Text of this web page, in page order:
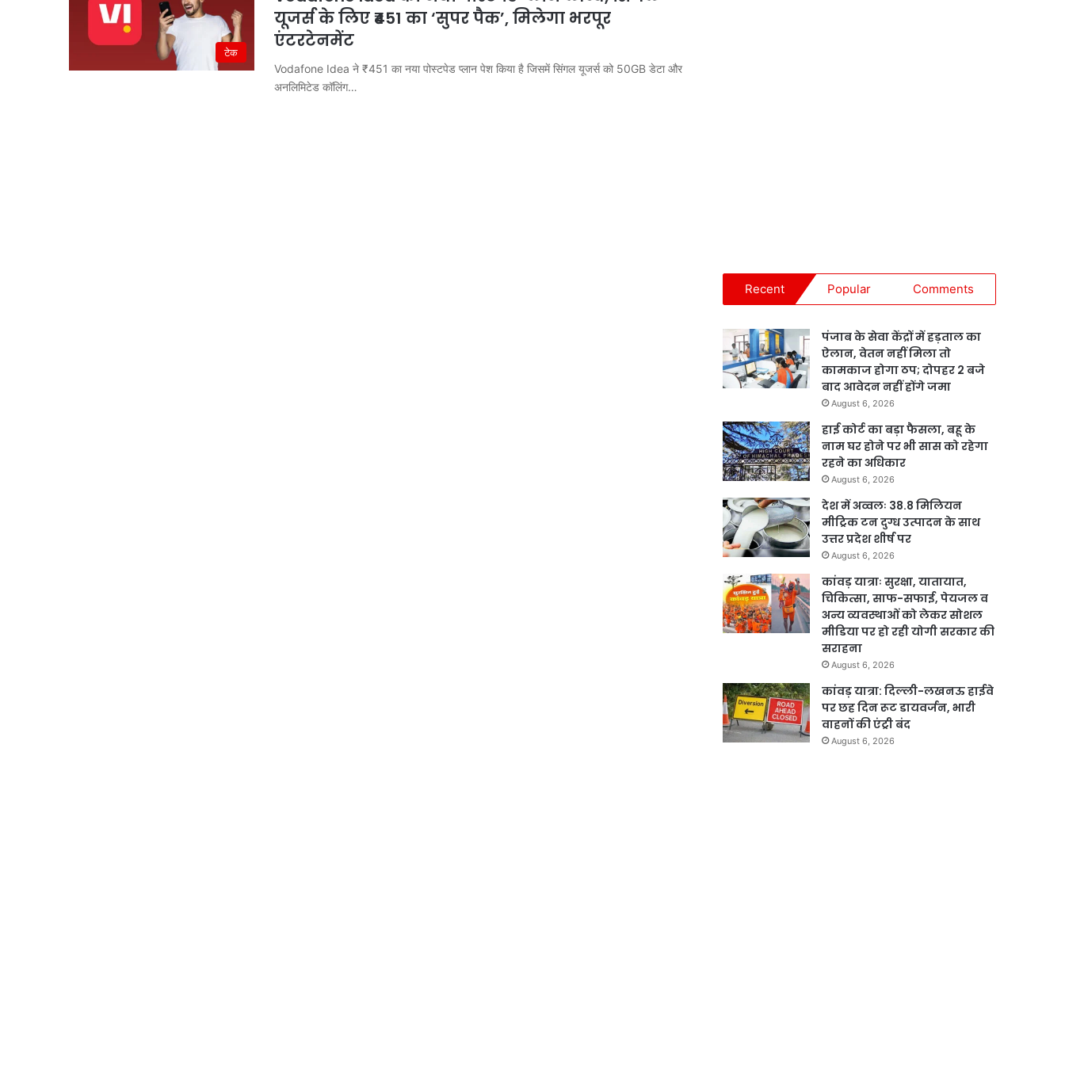
टेक
यूजर्स के लिए ₹451 का ‘सुपर पैक’, मिलेगा भरपूर
एंटरटेनमेंट
Vodafone Idea ने ₹451 का नया पोस्टपेड प्लान पेश किया है जिसमें सिंगल यूजर्स को 50GB डेटा और
अनलिमिटेड कॉलिंग…
Recent Popular Comments
पंजाब के सेवा केंद्रों में हड़ताल का
ऐलान, वेतन नहीं मिला तो
कामकाज होगा ठप; दोपहर 2 बजे
बाद आवेदन नहीं होंगे जमा
August 6, 2026
हाई कोर्ट का बड़ा फैसला, बहू के
नाम घर होने पर भी सास को रहेगा
रहने का अधिकार
August 6, 2026
देश में अव्वलः 38.8 मिलियन
मीट्रिक टन दुग्ध उत्पादन के साथ
उत्तर प्रदेश शीर्ष पर
August 6, 2026
कांवड़ यात्राः सुरक्षा, यातायात,
चिकित्सा, साफ-सफाई, पेयजल व
अन्य व्यवस्थाओं को लेकर सोशल
मीडिया पर हो रही योगी सरकार की
सराहना
August 6, 2026
कांवड़ यात्रा: दिल्ली-लखनऊ हाईवे
पर छह दिन रूट डायवर्जन, भारी
वाहनों की एंट्री बंद
August 6, 2026